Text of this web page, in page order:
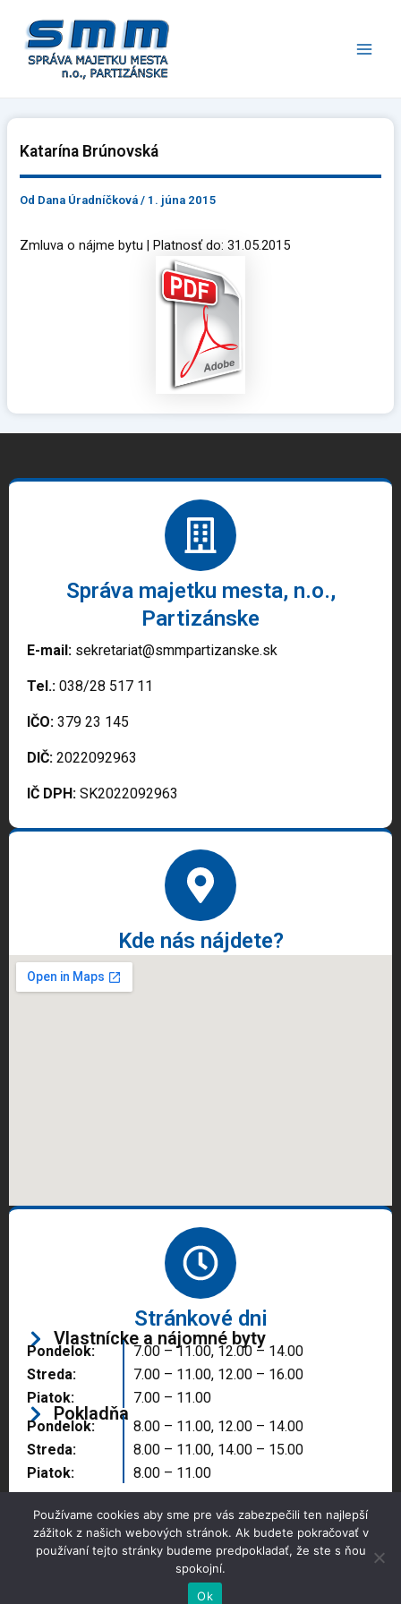
obsah
Katarína Brúnovská
Od Dana Úradníčková/ 1. júna 2015
Zmluva o nájme bytu | Platnosť do: 31.05.2015
Správa majetku mesta, n.o.,
Partizánske
E-mail: sekretariat@smmpartizanske.sk
Tel.: 038/28 517 11
IČO: 379 23 145
DIČ: 2022092963
IČ DPH: SK2022092963
Kde nás nájdete?
Stránkové dni
Vlastnícke a nájomné byty
Pondelok:
Streda:
Piatok:
7.00 – 11.00, 12.00 – 14.00
7.00 – 11.00, 12.00 – 16.00
7.00 – 11.00
Pokladňa
Pondelok:
Streda:
Piatok:
8.00 – 11.00, 12.00 – 14.00
8.00 – 11.00, 14.00 – 15.00
8.00 – 11.00
Copyright © 2025 Správa majetku mesta, n.o.,
Partizánske
Používame cookies aby sme pre vás zabezpečili ten najlepší
zážitok z našich webových stránok. Ak budete pokračovať v
používaní tejto stránky budeme predpokladať, že ste s ňou
spokojní.
Ok